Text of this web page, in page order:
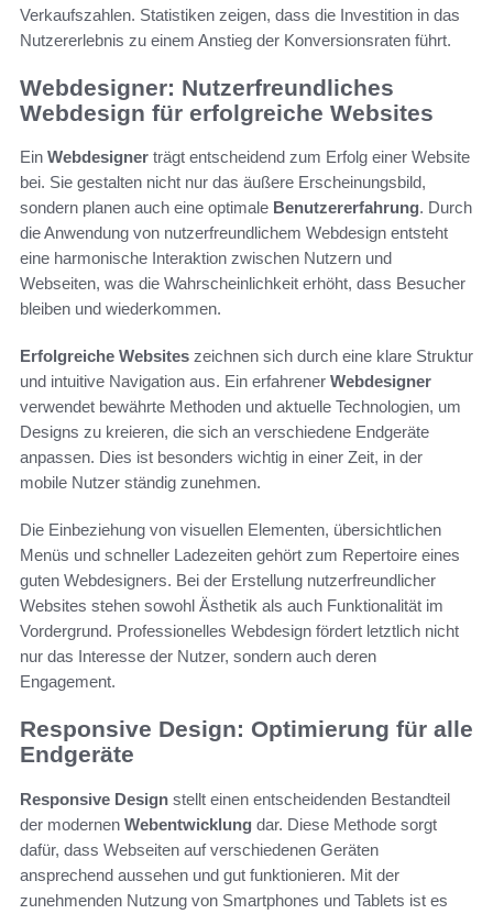
Verkaufszahlen. Statistiken zeigen, dass die Investition in das
Nutzererlebnis zu einem Anstieg der Konversionsraten führt.
Webdesigner: Nutzerfreundliches
Webdesign für erfolgreiche Websites
Ein Webdesigner trägt entscheidend zum Erfolg einer Website
bei. Sie gestalten nicht nur das äußere Erscheinungsbild,
sondern planen auch eine optimale Benutzererfahrung. Durch
die Anwendung von nutzerfreundlichem Webdesign entsteht
eine harmonische Interaktion zwischen Nutzern und
Webseiten, was die Wahrscheinlichkeit erhöht, dass Besucher
bleiben und wiederkommen.
Erfolgreiche Websites zeichnen sich durch eine klare Struktur
und intuitive Navigation aus. Ein erfahrener Webdesigner
verwendet bewährte Methoden und aktuelle Technologien, um
Designs zu kreieren, die sich an verschiedene Endgeräte
anpassen. Dies ist besonders wichtig in einer Zeit, in der
mobile Nutzer ständig zunehmen.
Die Einbeziehung von visuellen Elementen, übersichtlichen
Menüs und schneller Ladezeiten gehört zum Repertoire eines
guten Webdesigners. Bei der Erstellung nutzerfreundlicher
Websites stehen sowohl Ästhetik als auch Funktionalität im
Vordergrund. Professionelles Webdesign fördert letztlich nicht
nur das Interesse der Nutzer, sondern auch deren
Engagement.
Responsive Design: Optimierung für alle
Endgeräte
Responsive Design stellt einen entscheidenden Bestandteil
der modernen Webentwicklung dar. Diese Methode sorgt
dafür, dass Webseiten auf verschiedenen Geräten
ansprechend aussehen und gut funktionieren. Mit der
zunehmenden Nutzung von Smartphones und Tablets ist es